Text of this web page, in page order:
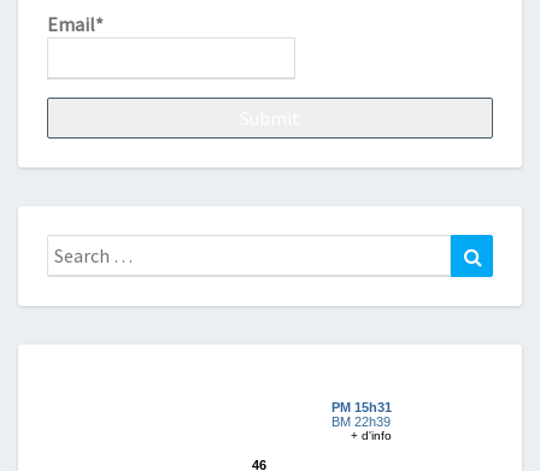
Email*
Search
for: